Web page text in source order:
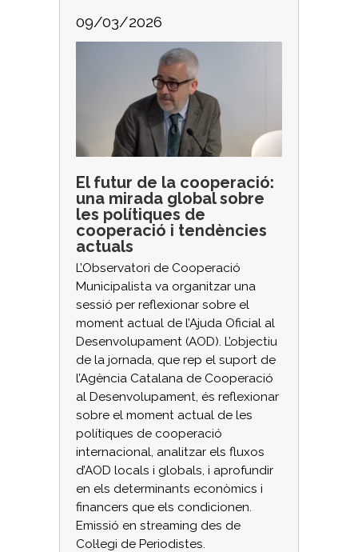
09/03/2026
El futur de la cooperació:
una mirada global sobre
les polítiques de
cooperació i tendències
actuals
L’Observatori de Cooperació
Municipalista va organitzar una
sessió per reflexionar sobre el
moment actual de l’Ajuda Oficial al
Desenvolupament (AOD). L’objectiu
de la jornada, que rep el suport de
l’Agència Catalana de Cooperació
al Desenvolupament, és reflexionar
sobre el moment actual de les
polítiques de cooperació
internacional, analitzar els fluxos
d’AOD locals i globals, i aprofundir
en els determinants econòmics i
financers que els condicionen.
Emissió en streaming des de
Col·legi de Periodistes.